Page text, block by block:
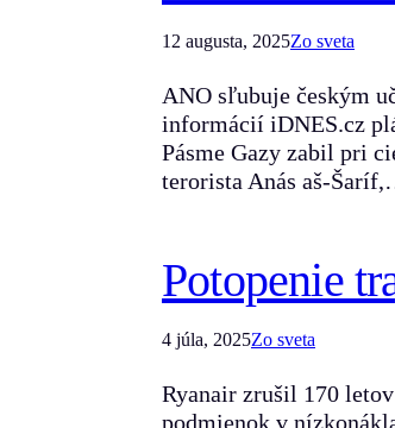
12 augusta, 2025Zo sveta
ANO sľubuje českým
informácií iDNES.cz
Pásme Gazy zabil pri
terorista Anás aš-
Potopenie
4 júla, 2025Zo sveta
Ryanair zrušil 170
podmienok v